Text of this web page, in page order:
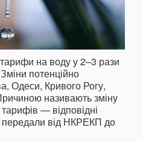
на воду у 2–3 рази
потенційно
Одеси, Кривого Рогу,
називають зміну
— відповідні
від НКРЕКП до